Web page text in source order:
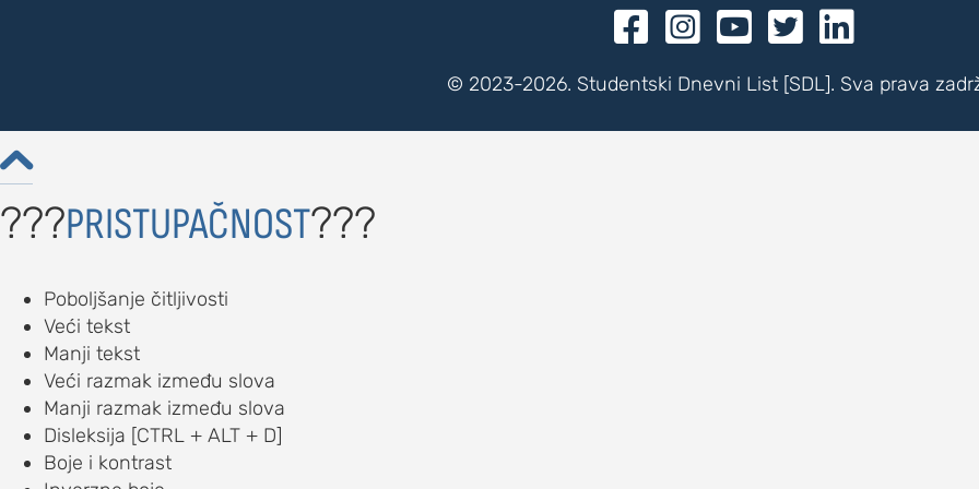
    
© 2023-2026. Studentski Dnevni List [SDL]. Sva prava

???PRISTUPAČNOST???
Poboljšanje čitljivosti
Veći tekst
Manji tekst
Veći razmak između slova
Manji razmak između slova
Disleksija [CTRL + ALT + D]
Boje i kontrast